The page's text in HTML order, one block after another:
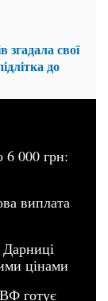
згадала свої
до
6 000 грн:
виплата
цінами
готує